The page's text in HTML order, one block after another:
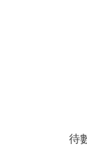
1.
2.
待